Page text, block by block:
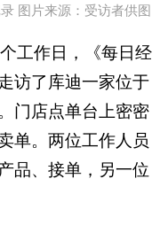
图片来源：受访者供图
工作日，《每日经
访了库迪一家位于
门店点单台上密密
单。两位工作人员
品、接单，另一位